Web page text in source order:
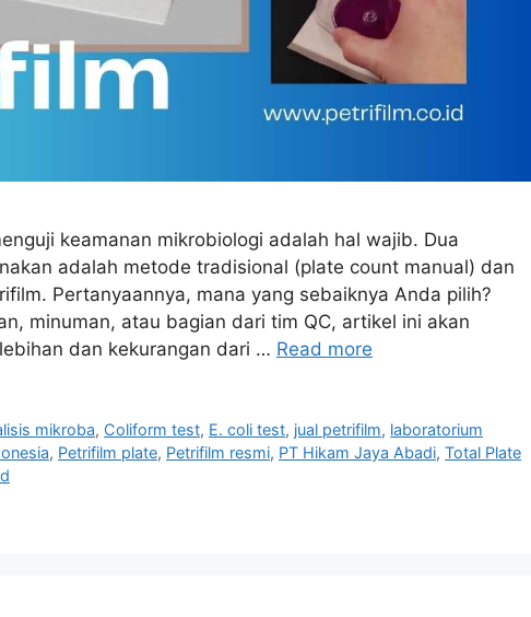
keamanan mikrobiologi adalah hal wajib. Dua
adalah metode tradisional (plate count manual) dan
Pertanyaannya, mana yang sebaiknya Anda pilih?
minuman, atau bagian dari tim QC, artikel ini akan
dan kekurangan dari … Read more
mikroba, Coliform test, E. coli test, jual petrifilm, laboratorium
, Petrifilm plate, Petrifilm resmi, PT Hikam Jaya Abadi, Total Plate